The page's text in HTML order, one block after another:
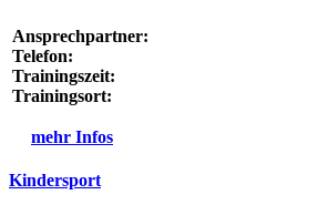
Ansprechpartner:
Telefon:
Trainingszeit:
Trainingsort:
mehr Infos
Kindersport